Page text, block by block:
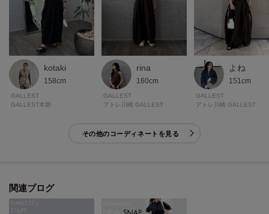
kotaki
158cm
GALLEST
GALLEST本部
rina
160cm
GALLEST
アトレ川崎 GALLEST
よね
151cm
GALLEST
アトレ川崎 GALLEST
その他のコーディネートを見る
関連ブログ